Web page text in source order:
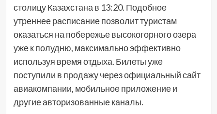
столицу Казахстана в 13:20. Подобное
утреннее расписание позволит туристам
оказаться на побережье высокогорного озера
уже к полудню, максимально эффективно
используя время отдыха. Билеты уже
поступили в продажу через официальный сайт
авиакомпании, мобильное приложение и
другие авторизованные каналы.